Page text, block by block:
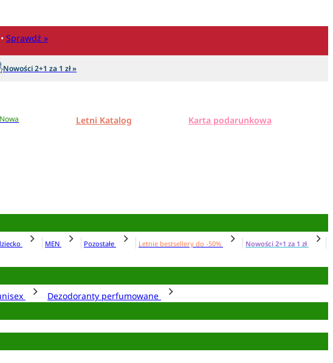
Sprawdź »
Nowości 2+1 za 1 zł »
Nowa Letni Katalog Karta podarunkowa
MEN Pozostałe Letnie bestsellery do -50%
Nowości 2+1 za 1 zł
Dezodoranty perfumowane